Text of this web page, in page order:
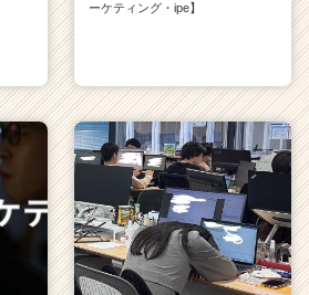
ーケティング・ipe】